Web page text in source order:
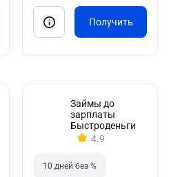
Займы до
зарплаты
Быстроденьги
4.9
10 дней без %